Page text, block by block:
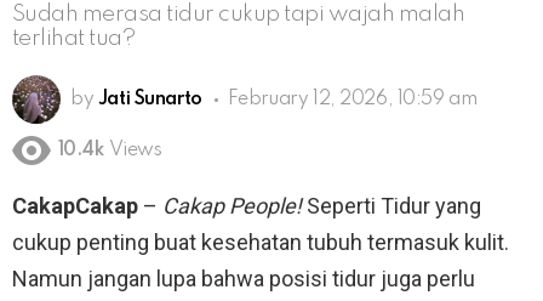
Sudah merasa tidur cukup tapi wajah malah
terlihat tua?
by Jati Sunarto February 12, 2026, 10:59 am
10.4k Views
CakapCakap – Cakap People!Seperti Tidur yang
cukup penting buat kesehatan tubuh termasuk kulit.
Namun jangan lupa bahwa posisi tidur juga perlu